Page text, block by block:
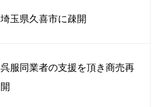
埼玉県久喜市に疎開
呉服同業者の支援を頂き商売再
開